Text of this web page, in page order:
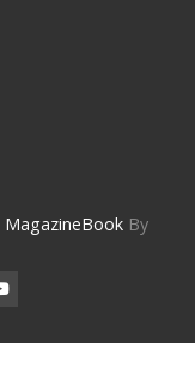
MagazineBookBy